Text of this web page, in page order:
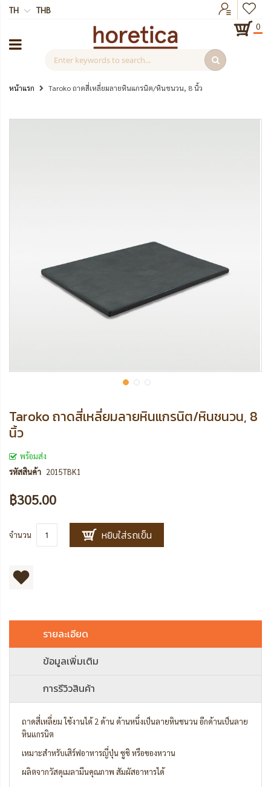
TH
THB
0
หน้าแรก Taroko ถาดสี่เหลี่ยมลายหินแกรนิต/หินชนวน, 8 นิ้ว
Taroko ถาดสี่เหลี่ยมลายหินแกรนิต/หินชนวน, 8
นิ้ว
พร้อมส่ง
รหัสสินค้า 2015TBK1
฿305.00
จำนวน หยิบใส่รถเข็น
รายละเอียด
ข้อมูลเพิ่มเติม
การรีวิวสินค้า
ถาดสี่เหลี่ยม ใช้งานได้ 2 ด้าน ด้านหนึ่งเป็นลายหินชนวน อีกด้านเป็นลาย
หินแกรนิต
เหมาะสำหรับเสิร์ฟอาหารญี่ปุ่น ซูชิ หรือของหวาน
ผลิตจากวัสดุเมลามีนคุณภาพ สัมผัสอาหารได้